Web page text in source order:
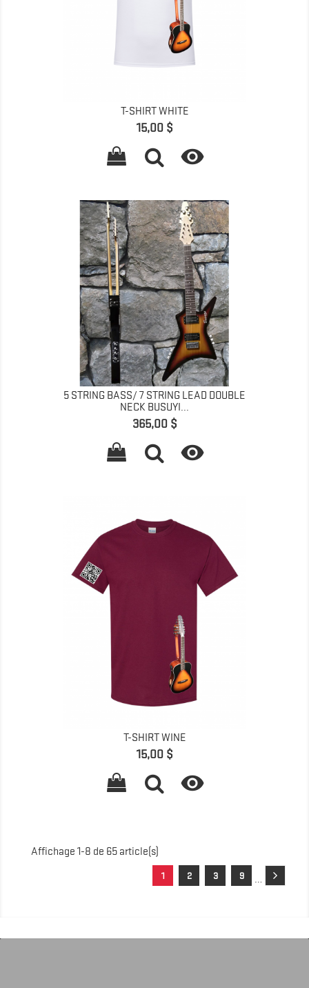
T-SHIRT WHITE
Prix
15,00 $

5 STRING BASS/ 7 STRING LEAD DOUBLE
NECK BUSUYI...
Prix
365,00 $

T-SHIRT WINE
Prix
15,00 $

Affichage 1-8 de 65 article(s)
1 2 3 …
9